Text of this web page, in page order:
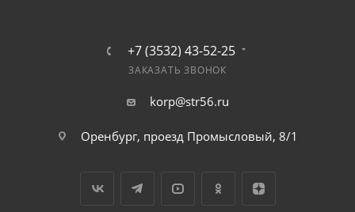
+7 (3532) 43-52-25
ЗАКАЗАТЬ ЗВОНОК
korp@str56.ru
Оренбург, проезд Промысловый, 8/1